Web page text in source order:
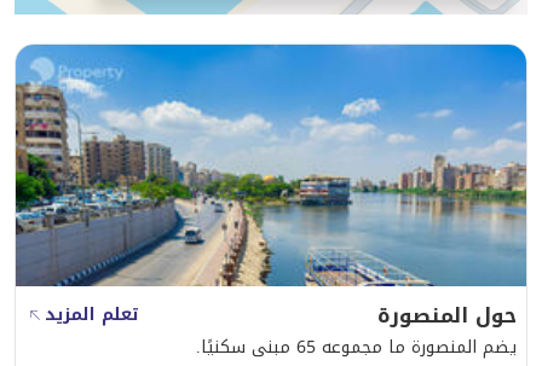
حول المنصورة
تعلم المزيد
يضم المنصورة ما مجموعه 65 مبنى سكنيًا.